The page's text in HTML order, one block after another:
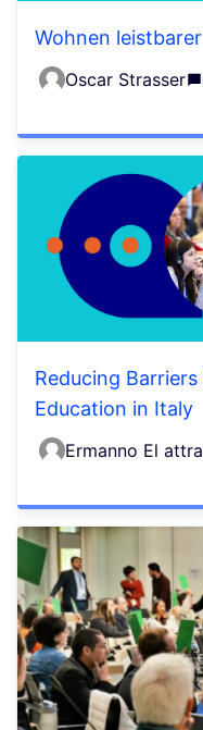
Wohnen
Oscar Strasser
Reducing
Education in Italy
Ermanno El